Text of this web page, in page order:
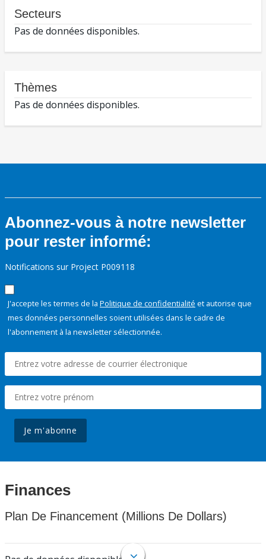
Secteurs
Pas de données disponibles.
Thèmes
Pas de données disponibles.
Abonnez-vous à notre newsletter
pour rester informé:
Notifications sur Project P009118
J'accepte les termes de la Politique de confidentialité et autorise que
mes données personnelles soient utilisées dans le cadre de
l'abonnement à la newsletter sélectionnée.
Je m'abonne
Finances
Plan De Financement (Millions De Dollars)